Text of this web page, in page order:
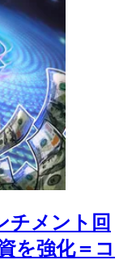
チメント回
を強化＝コ